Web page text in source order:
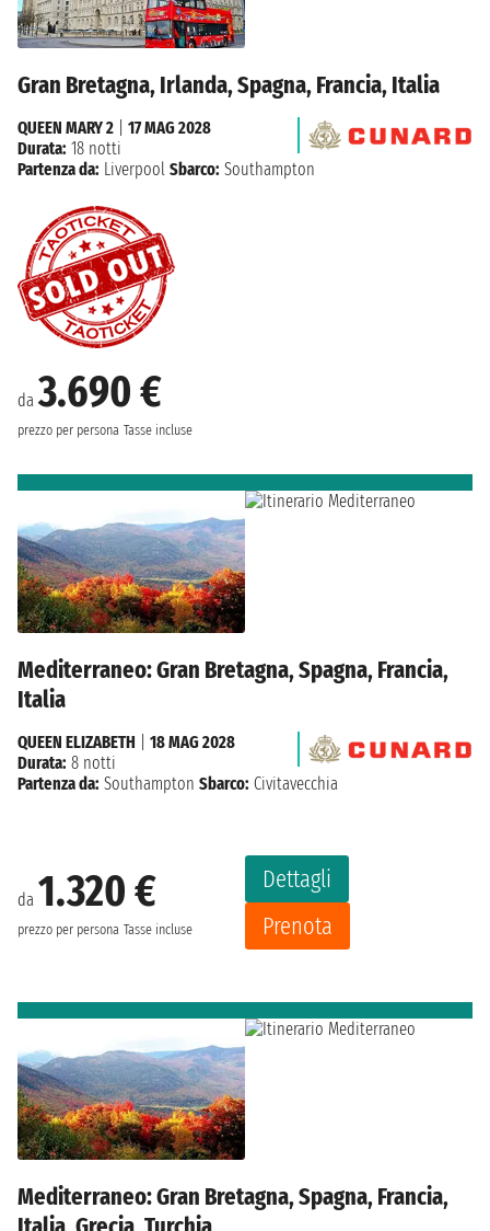
Gran Bretagna, Irlanda, Spagna, Francia, Italia
da3.690 €
prezzo per persona Tasse incluse
QUEEN MARY 2
17 MAG 2028
Durata: 18 notti
Partenza da: Liverpool Sbarco: Southampton
Mediterraneo: Gran Bretagna, Spagna, Francia,
Italia
da 1.320 €
prezzo per persona Tasse incluse
Dettagli
Prenota
QUEEN ELIZABETH
18 MAG 2028
Durata: 8 notti
Partenza da: Southampton Sbarco: Civitavecchia
Mediterraneo: Gran Bretagna, Spagna, Francia,